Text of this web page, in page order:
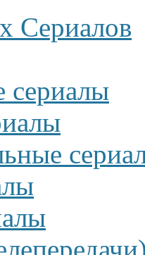
Сериалов
сериалы